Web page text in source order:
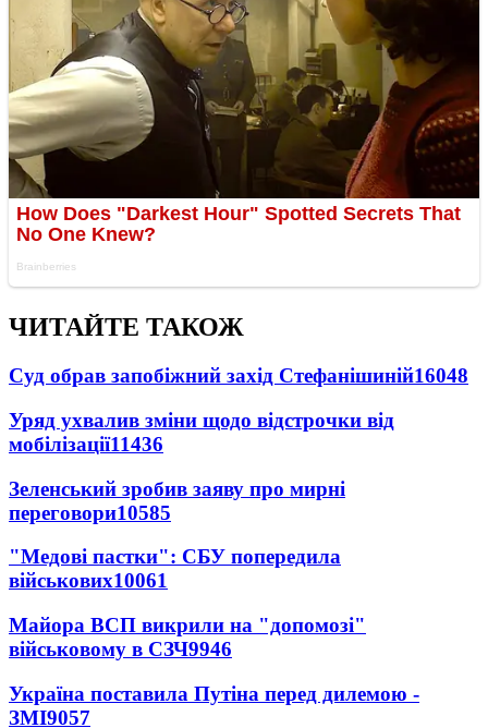
ЧИТАЙТЕ ТАКОЖ
Суд обрав запобіжний захід Стефанішиній16048
Уряд ухвалив зміни щодо відстрочки від
мобілізації11436
Зеленський зробив заяву про мирні
переговори10585
"Медові пастки": СБУ попередила
військових10061
Майора ВСП викрили на "допомозі"
військовому в СЗЧ9946
Україна поставила Путіна перед дилемою -
ЗМІ9057